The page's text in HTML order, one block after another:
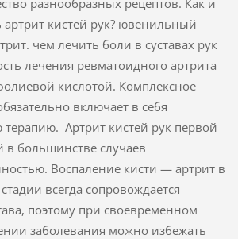
кистей рук? ювенильный
чем лечить боли в суставах рук
лечения ревматоидного артрита
кислотой. Комплексное
включает в себя
Артрит кистей рук первой
в большинстве случаев
Воспаление кисти — артрит в
всегда сопровождается
поэтому при своевременном
заболевания можно избежать